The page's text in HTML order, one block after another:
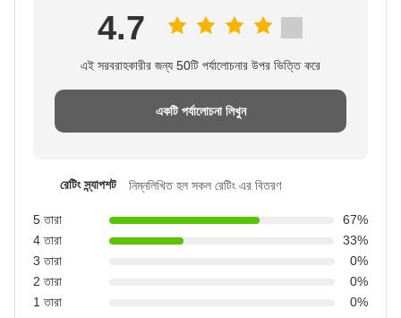
4.7
এই সরবরাহকারীর জন্য 50টি পর্যালোচনার উপর ভিত্তি করে
একটি পর্যালোচনা লিখুন
রেটিং স্ন্যাপশট নিম্নলিখিত হল সকল রেটিং এর বিতরণ
5 তারা
67%
4 তারা
33%
3 তারা
0%
2 তারা
0%
1 তারা
0%